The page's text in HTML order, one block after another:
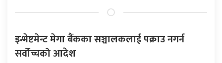
इन्भेष्टमेन्ट मेगा बैंकका सञ्चालकलाई पक्राउ नगर्न
सर्वोच्चको आदेश